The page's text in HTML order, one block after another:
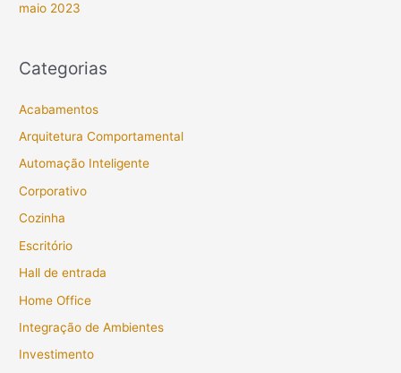
maio 2023
Categorias
Acabamentos
Arquitetura Comportamental
Automação Inteligente
Corporativo
Cozinha
Escritório
Hall de entrada
Home Office
Integração de Ambientes
Investimento